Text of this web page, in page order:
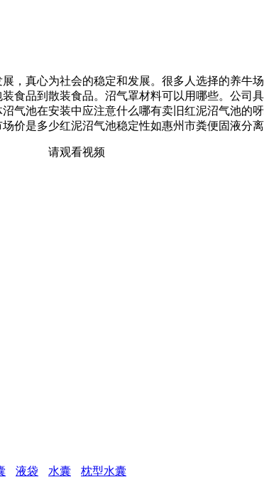
真心为社会的稳定和发展。很多人选择的养牛
食品到散装食品。沼气罩材料可以用哪些。公司
气池在安装中应注意什么哪有卖旧红泥沼气池的
价是多少红泥沼气池稳定性如惠州市粪便固液分
请观看视频
液袋 水囊 枕型水囊